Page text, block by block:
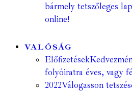
bármely tetszőleges
online!
VALÓSÁG
Előfizetések
folyóiratra éves, vagy
2022Válogasson